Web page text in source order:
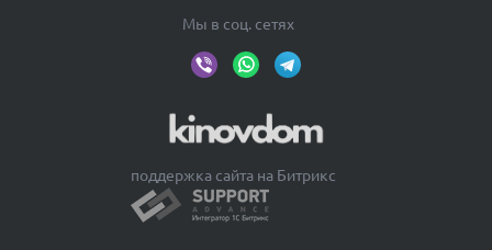
Мы в соц. сетях
поддержка сайта на Битрикс